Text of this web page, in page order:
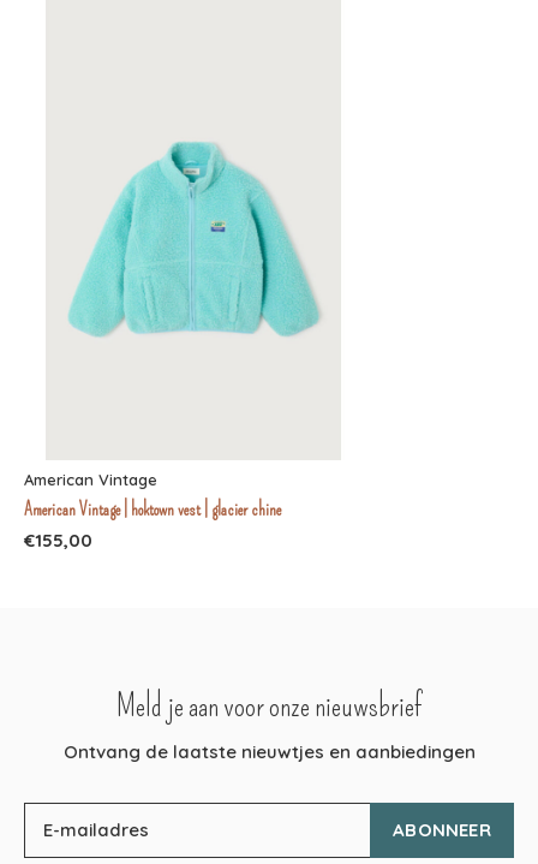
American Vintage
American Vintage | hoktown vest | glacier chine
€155,00
Meld je aan voor onze nieuwsbrief
Ontvang de laatste nieuwtjes en aanbiedingen
ABONNEER